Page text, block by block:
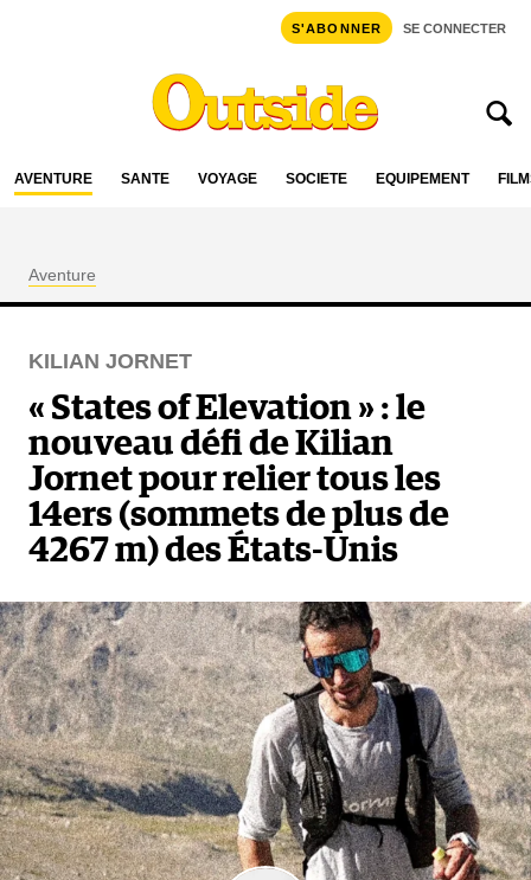
S'ABONNER SE CONNECTER
AVENTURE SANTÉ VOYAGE SOCIÉTÉ ÉQUIPEMENT
Aventure
KILIAN JORNET
« States of Elevation » : le
nouveau défi de Kilian
Jornet pour relier tous les
14ers (sommets de plus de
4267 m) des États-Unis